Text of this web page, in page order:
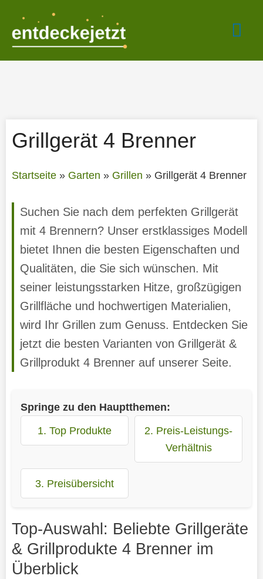
springen
Grillgerät 4 Brenner
Startseite» Garten » Grillen » Grillgerät 4 Brenner
Suchen Sie nach dem perfekten Grillgerät
mit 4 Brennern? Unser erstklassiges Modell
bietet Ihnen die besten Eigenschaften und
Qualitäten, die Sie sich wünschen. Mit
seiner leistungsstarken Hitze, großzügigen
Grillfläche und hochwertigen Materialien,
wird Ihr Grillen zum Genuss. Entdecken Sie
jetzt die besten Varianten von Grillgerät &
Grillprodukt 4 Brenner auf unserer Seite.
Springe zu den Hauptthemen:
1. Top Produkte
2. Preis-Leistungs-
Verhältnis
3. Preisübersicht
Top-Auswahl: Beliebte Grillgeräte
& Grillprodukte 4 Brenner im
Überblick